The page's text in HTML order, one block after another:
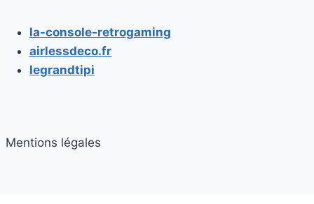
la-console-retrogaming
airlessdeco.fr
legrandtipi
Mentions légales